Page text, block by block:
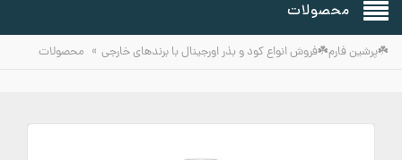
محصولات
☘️پرشین فارم☘️فروش انواع کود و بذر اورجینال با برندهای خارجی » محصولات